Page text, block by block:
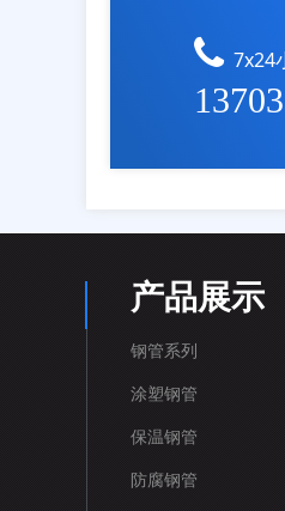
7x24
产品展示
钢管系列
涂塑钢管
保温钢管
防腐钢管